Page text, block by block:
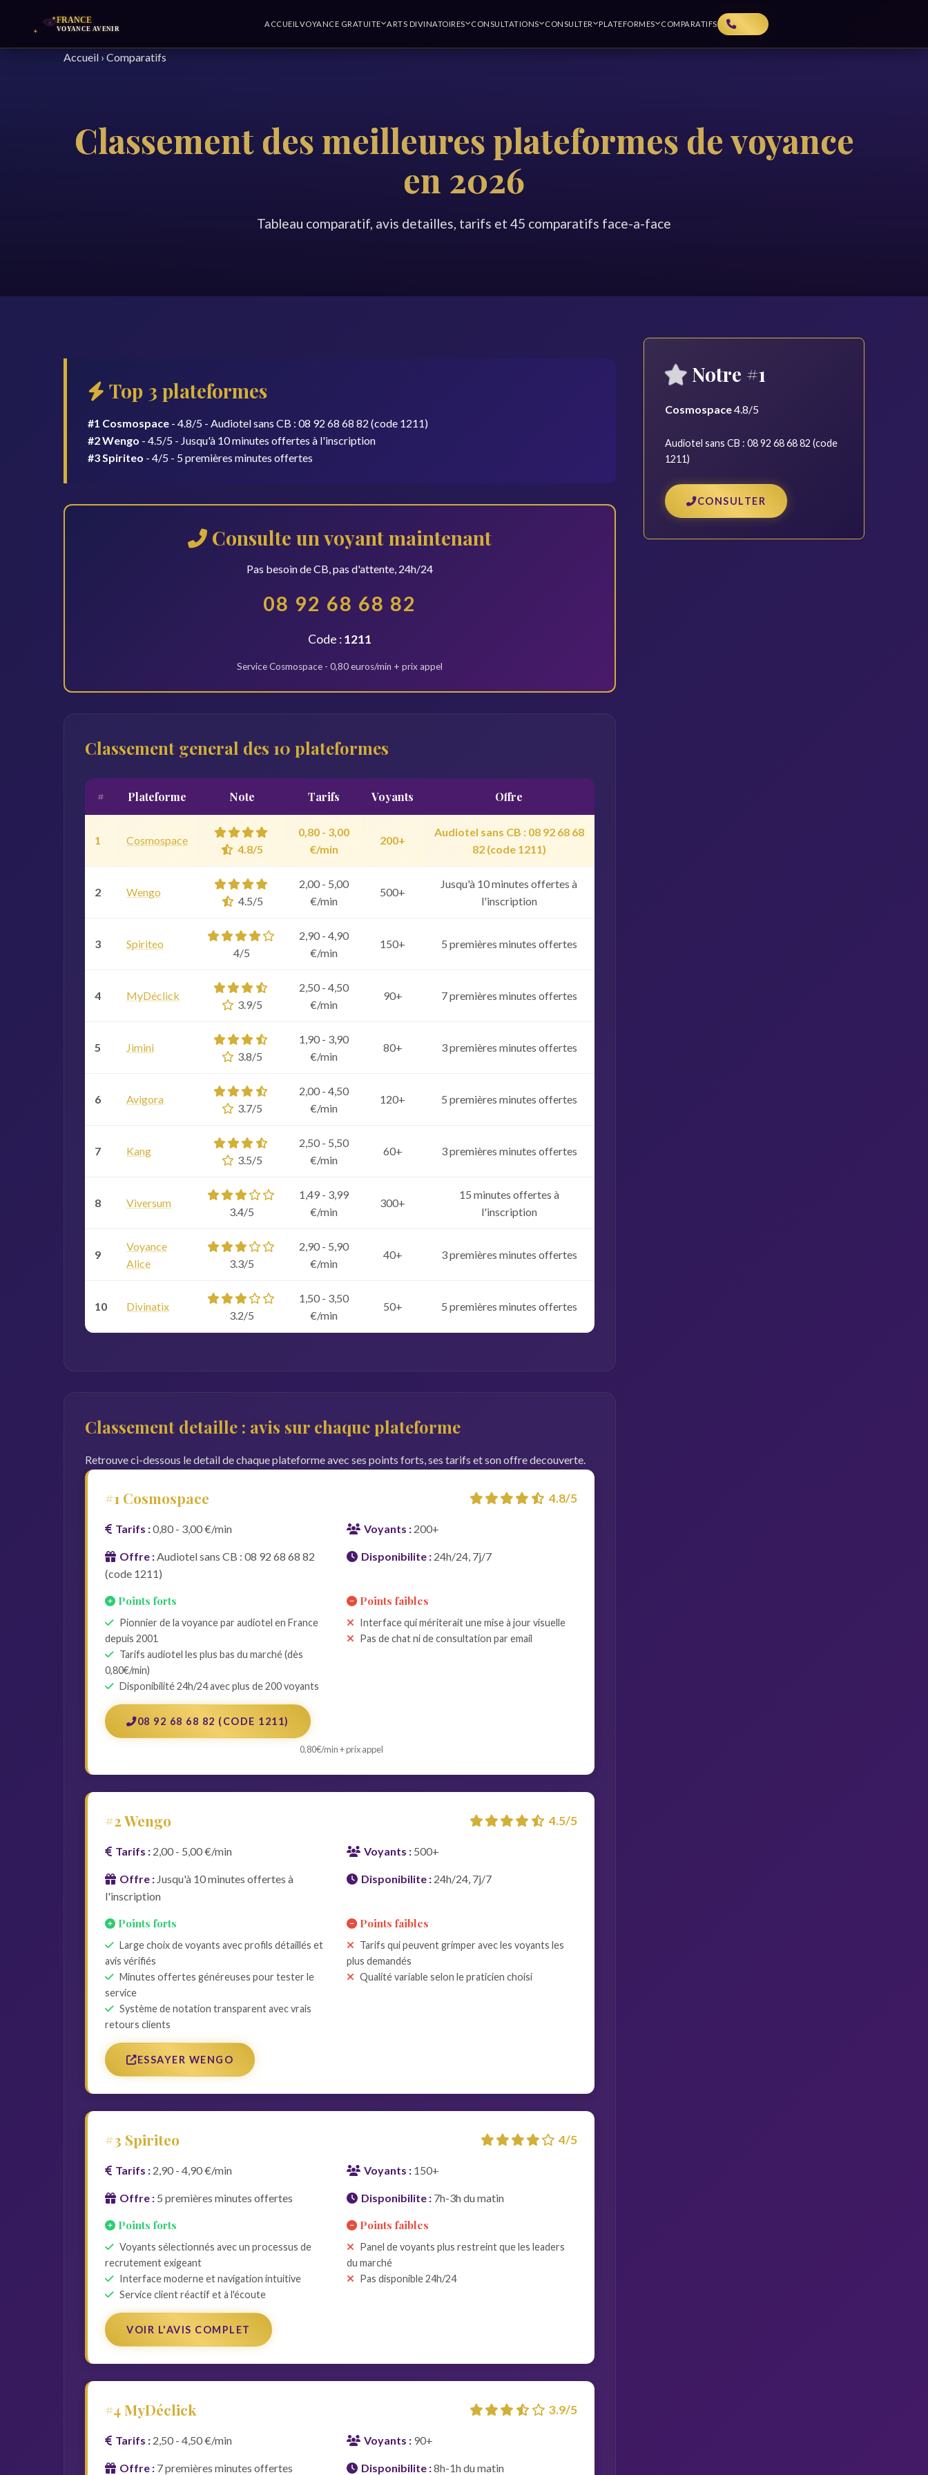
ACCUEIL VOYANCE GRATUITE ARTS DIVINATOIRES CONSULTATIONS CONSULTER PLATEFORMES COMPARATIFS
Accueil › Comparatifs
Classement des meilleures plateformes de voyance
en 2026
Tableau comparatif, avis detailles, tarifs et 45 comparatifs face-a-face
Top 3 plateformes
#1 Cosmospace - 4.8/5 - Audiotel sans CB : 08 92 68 68 82 (code 1211)
#2 Wengo - 4.5/5 - Jusqu'à 10 minutes offertes à l'inscription
#3 Spiriteo - 4/5 - 5 premières minutes offertes
Consulte un voyant maintenant
Pas besoin de CB, pas d'attente, 24h/24
08 92 68 68 82
Code :1211
Service Cosmospace - 0,80 euros/min + prix appel
Classement general des 10 plateformes
# Plateforme Note Tarifs Voyants Offre
1 Cosmospace
4.8/5
0,80 - 3,00
€/min
200+
Audiotel sans CB : 08 92 68 68
82 (code 1211)
2 Wengo
4.5/5
2,00 - 5,00
€/min
500+
Jusqu'à 10 minutes offertes à
l'inscription
3 Spiriteo
4/5
2,90 - 4,90
€/min
150+ 5 premières minutes offertes
4 MyDéclick
3.9/5
2,50 - 4,50
€/min
90+ 7 premières minutes offertes
5 Jimini
3.8/5
1,90 - 3,90
€/min
80+ 3 premières minutes offertes
6 Avigora
3.7/5
2,00 - 4,50
€/min
120+ 5 premières minutes offertes
7 Kang
3.5/5
2,50 - 5,50
€/min
60+ 3 premières minutes offertes
8 Viversum
3.4/5
1,49 - 3,99
€/min
300+
15 minutes offertes à
l'inscription
9
Voyance
Alice
3.3/5
2,90 - 5,90
€/min
40+ 3 premières minutes offertes
10 Divinatix
3.2/5
1,50 - 3,50
€/min
50+ 5 premières minutes offertes
Classement detaille : avis sur chaque plateforme
Retrouve ci-dessous le detail de chaque plateforme avec ses points forts, ses tarifs et son offre decouverte.
#1 Cosmospace 4.8/5
Tarifs :0,80 - 3,00 €/min Voyants : 200+
Offre :Audiotel sans CB : 08 92 68 68 82
(code 1211)
Disponibilite : 24h/24, 7j/7
Points forts
Pionnier de la voyance par audiotel en France
depuis 2001
Tarifs audiotel les plus bas du marché (dès
0,80€/min)
Disponibilité 24h/24 avec plus de 200 voyants
Points faibles
Interface qui mériterait une mise à jour visuelle
Pas de chat ni de consultation par email
08 92 68 68 82 (CODE 1211)
0,80€/min + prix appel
#2 Wengo 4.5/5
Tarifs : 2,00 - 5,00 €/min Voyants : 500+
Offre : Jusqu'à 10 minutes offertes à
l'inscription
Disponibilite : 24h/24, 7j/7
Points forts
Large choix de voyants avec profils détaillés et
avis vérifiés
Minutes offertes généreuses pour tester le
service
Système de notation transparent avec vrais
retours clients
Points faibles
Tarifs qui peuvent grimper avec les voyants les
plus demandés
Qualité variable selon le praticien choisi
ESSAYER WENGO
#3 Spiriteo 4/5
Tarifs : 2,90 - 4,90 €/min Voyants : 150+
Offre : 5 premières minutes offertes Disponibilite : 7h-3h du matin
Points forts
Voyants sélectionnés avec un processus de
recrutement exigeant
Interface moderne et navigation intuitive
Service client réactif et à l'écoute
Points faibles
Panel de voyants plus restreint que les leaders
du marché
Pas disponible 24h/24
VOIR L'AVIS COMPLET
#4 MyDéclick 3.9/5
Tarifs : 2,50 - 4,50 €/min Voyants : 90+
Offre : 7 premières minutes offertes Disponibilite :8h-1h du matin
Notre #1
Cosmospace4.8/5
Audiotel sans CB : 08 92 68 68 82 (code
1211)
CONSULTER